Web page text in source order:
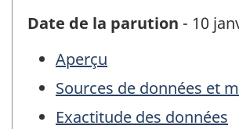
Date de la parution - 10
Aperçu
Sources de données et
Exactitude des données